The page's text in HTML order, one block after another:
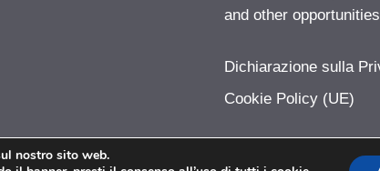
and other
Dichiarazione sulla
Cookie Policy (UE)
nostro sito web.